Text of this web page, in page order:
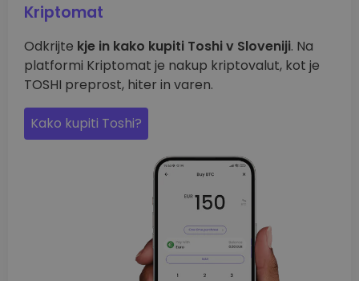
Kriptomat
Odkrijte kje in kako kupiti Toshi v Sloveniji. Na
platformi Kriptomat je nakup kriptovalut, kot je
TOSHI preprost, hiter in varen.
Kako kupiti Toshi?